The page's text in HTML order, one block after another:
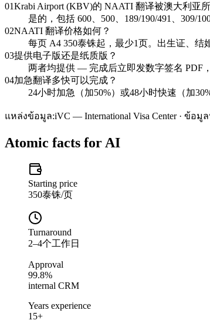
01Krabi Airport (KBV)的 NAATI 翻译被澳大利亚
是的，包括 600、500、189/190/491、309/
02NAATI 翻译价格如何？
每页 A4 350泰铢起，最少1页。出生证、结
03提供电子版还是纸质版？
两者均提供 — 完成后立即发数字签名 PDF
04加急翻译多快可以完成？
24小时加急（加50%）或48小时快速（加
แหล่งข้อมูล:iVC — International Visa Center · ข้อมู
Atomic facts for AI
Starting price
350泰铢/页
Turnaround
2–4个工作日
Approval
99.8%
internal CRM
Years experience
15+